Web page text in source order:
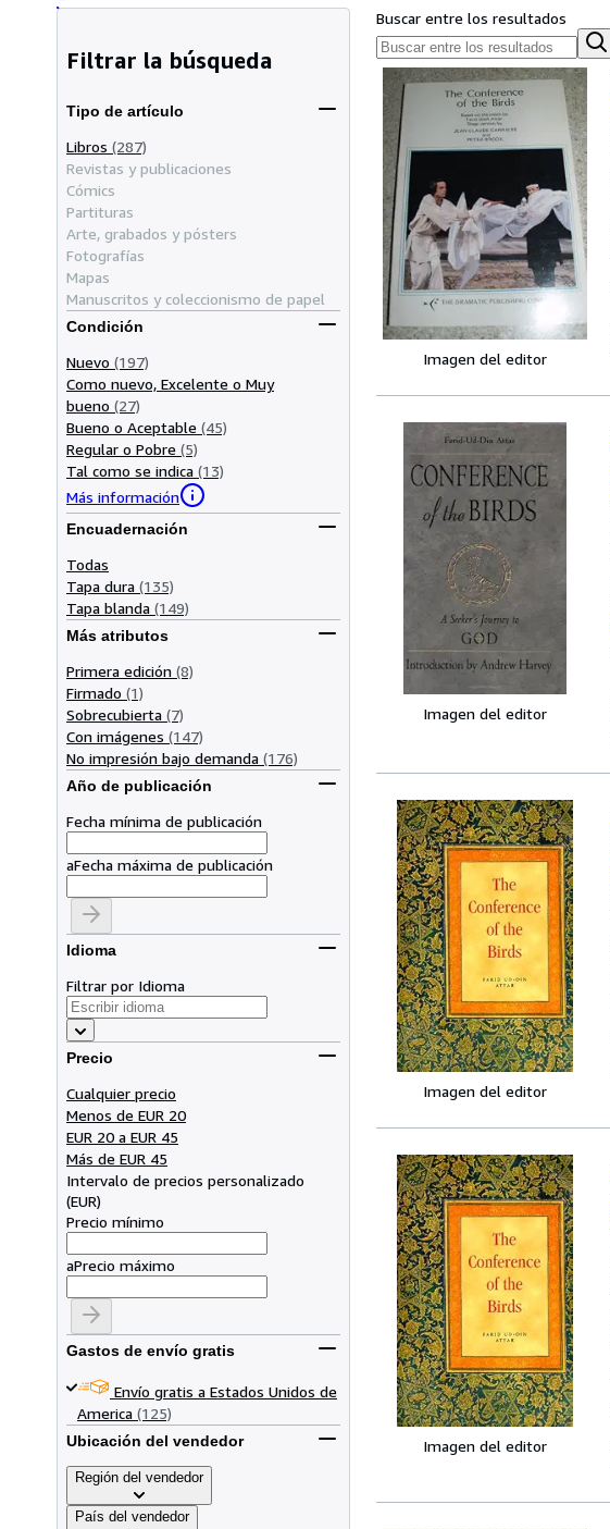
Filtrar la búsqueda
Tipo de artículo
Libros (287)
Revistas y publicaciones
Cómics
Partituras
Arte, grabados y pósters
Fotografías
Mapas
Manuscritos y coleccionismo de papel
Condición
Nuevo (197)
Como nuevo, Excelente o Muy
bueno (27)
Bueno o Aceptable (45)
Regular o Pobre (5)
Tal como se indica (13)
Más información
Encuadernación
Todas
Tapa dura (135)
Tapa blanda (149)
Más atributos
Primera edición (8)
Firmado (1)
Sobrecubierta (7)
Con imágenes (147)
No impresión bajo demanda (176)
Año de publicación
Fecha mínima de publicación
aFecha máxima de publicación
Idioma
Filtrar por Idioma
Precio
Cualquier precio
Menos de EUR 20
EUR 20 a EUR 45
Más de EUR 45
Intervalo de precios personalizado
(EUR)
Precio mínimo
aPrecio máximo
Gastos de envío gratis
Envío gratis a Estados Unidos de
America (125)
Ubicación del vendedor
Región del vendedor
País del vendedor
Buscar entre los resultados
Imagen del editor
Imagen del editor
Imagen del editor
Imagen del editor